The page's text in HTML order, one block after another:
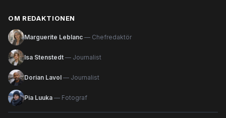
OM REDAKTIONEN
Marguerite Leblanc — Chefredaktör
Isa Stenstedt — Journalist
Dorian Lavol — Journalist
Pia Luuka — Fotograf